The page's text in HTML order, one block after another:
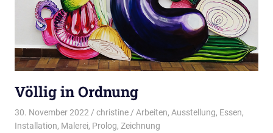
Völlig in Ordnung
30. November 2022 christine Arbeiten, Ausstellung, Essen,
Installation, Malerei, Prolog, Zeichnung